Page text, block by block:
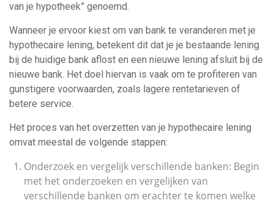
van je hypotheek” genoemd.
Wanneer je ervoor kiest om van bank te veranderen met je
hypothecaire lening, betekent dit dat je je bestaande lening
bij de huidige bank aflost en een nieuwe lening afsluit bij de
nieuwe bank. Het doel hiervan is vaak om te profiteren van
gunstigere voorwaarden, zoals lagere rentetarieven of
betere service.
Het proces van het overzetten van je hypothecaire lening
omvat meestal de volgende stappen:
Onderzoek en vergelijk verschillende banken: Begin
met het onderzoeken en vergelijken van
verschillende banken om erachter te komen welke